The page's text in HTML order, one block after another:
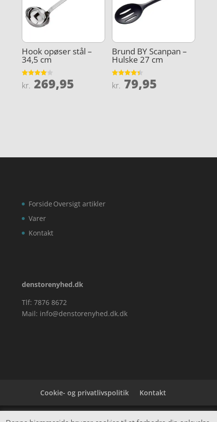
Hook opøser stål –
34,5 cm
Vurderet
4
kr. 269,95
Brund BY Scanpan –
Hulske 27 cm
Vurderet
4.4
kr. 79,95
Forside
Varer
Kontakt
Oversigt artikler
denstorenyhed.dk
Tlf: 7876 8672
Mail: info@denstorenyhed.dk.dk
Cookie- og privatlivspolitik Kontakt
Denne hjemmeside samler et bredt udvalg af